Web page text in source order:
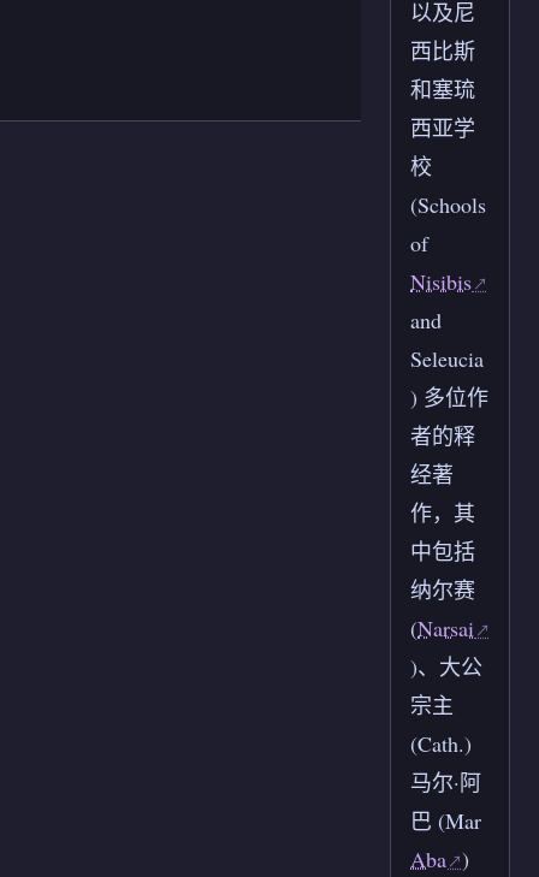
以及尼
西比斯
和塞琉
西亚学
校
(Schools
of
Nisibis
and
Seleucia
) 多位作
者的释
经著
作，其
中包括
纳尔赛
(Narsai
)、大公
宗主
(Cath.)
马尔·阿
巴 (Mar
Aba )